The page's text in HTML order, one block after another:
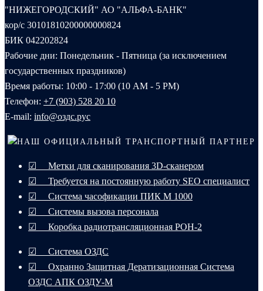
"НИЖЕГОРОДСКИЙ" АО "АЛЬФА-БАНК"
кор/с 30101810200000000824
БИК 042202824
Рабочие дни: Понедельник - Пятница (за исключением
государственных праздников)
Время работы: 10:00 - 17:00 (10 AM - 5 PM)
Телефон: +7 (903) 528 20 10‬
E-mail: info@оздс.рус
НАШ ОФИЦИАЛЬНЫЙ ТРАНСПОРТНЫЙ ПАРТНЕР
☑ Метки для сканирования 3D-сканером
☑ Требуется на постоянную работу SEO специалист
☑ Система часофикации ПИК М 1000
☑ Системы вызова персонала
☑ Коробка радиотрансляционная РОН-2
☑ Система ОЗДС
☑ Охранно Защитная Дератизационная Система
ОЗДС АПК ОЗДУ-М